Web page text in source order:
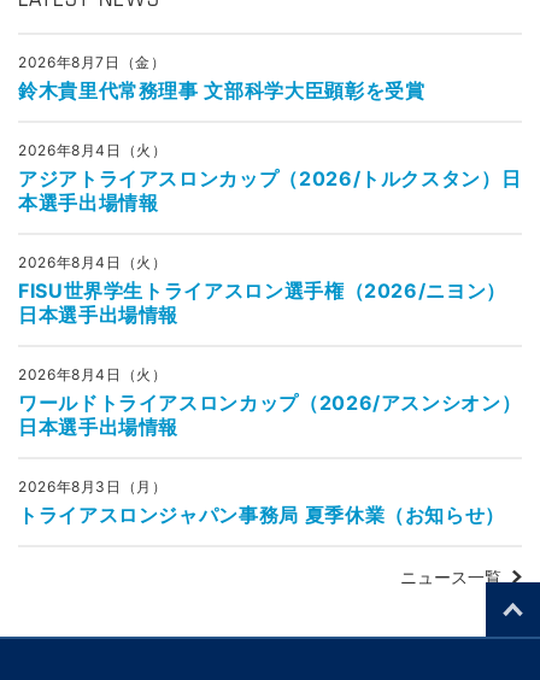
2026年8月7日（金）
鈴木貴里代常務理事 文部科学大臣顕彰を受賞
2026年8月4日（火）
アジアトライアスロンカップ（2026/トルクスタン）日
本選手出場情報
2026年8月4日（火）
FISU世界学生トライアスロン選手権（2026/ニヨン）
日本選手出場情報
2026年8月4日（火）
ワールドトライアスロンカップ（2026/アスンシオン）
日本選手出場情報
2026年8月3日（月）
トライアスロンジャパン事務局 夏季休業（お知らせ）
ニュース一覧